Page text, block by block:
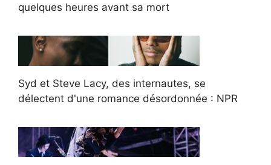
quelques heures avant sa mort
Syd et Steve Lacy, des internautes, se
délectent d'une romance désordonnée : NPR